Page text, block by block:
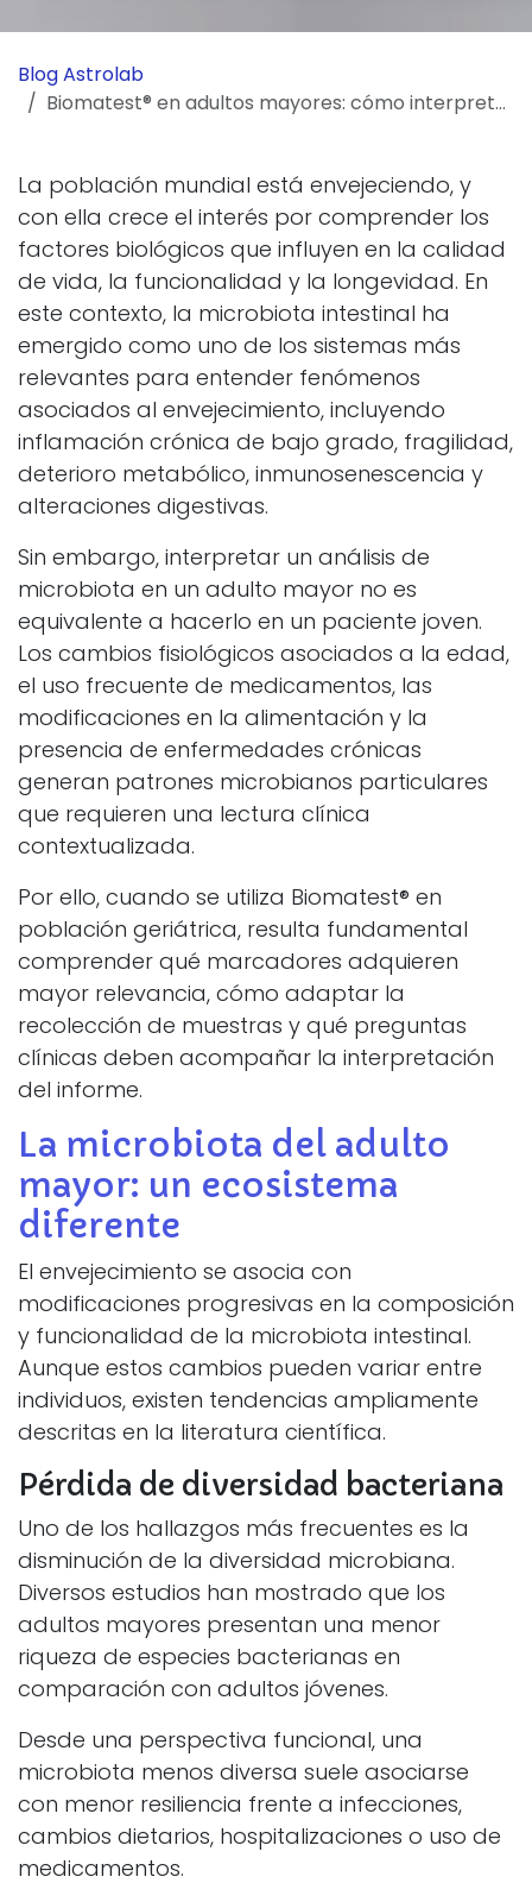
Blog Astrolab
Biomatest® en adultos mayores: cómo interpretar la microbiota y los marcadores más relevantes en consulta
La población mundial está envejeciendo, y
con ella crece el interés por comprender los
factores biológicos que influyen en la calidad
de vida, la funcionalidad y la longevidad. En
este contexto, la microbiota intestinal ha
emergido como uno de los sistemas más
relevantes para entender fenómenos
asociados al envejecimiento, incluyendo
inflamación crónica de bajo grado, fragilidad,
deterioro metabólico, inmunosenescencia y
alteraciones digestivas.
Sin embargo, interpretar un análisis de
microbiota en un adulto mayor no es
equivalente a hacerlo en un paciente joven.
Los cambios fisiológicos asociados a la edad,
el uso frecuente de medicamentos, las
modificaciones en la alimentación y la
presencia de enfermedades crónicas
generan patrones microbianos particulares
que requieren una lectura clínica
contextualizada.
Por ello, cuando se utiliza Biomatest® en
población geriátrica, resulta fundamental
comprender qué marcadores adquieren
mayor relevancia, cómo adaptar la
recolección de muestras y qué preguntas
clínicas deben acompañar la interpretación
del informe.
La microbiota del adulto
mayor: un ecosistema
diferente
El envejecimiento se asocia con
modificaciones progresivas en la composición
y funcionalidad de la microbiota intestinal.
Aunque estos cambios pueden variar entre
individuos, existen tendencias ampliamente
descritas en la literatura científica.
Pérdida de diversidad bacteriana
Uno de los hallazgos más frecuentes es la
disminución de la diversidad microbiana.
Diversos estudios han mostrado que los
adultos mayores presentan una menor
riqueza de especies bacterianas en
comparación con adultos jóvenes.
Desde una perspectiva funcional, una
microbiota menos diversa suele asociarse
con menor resiliencia frente a infecciones,
cambios dietarios, hospitalizaciones o uso de
medicamentos.